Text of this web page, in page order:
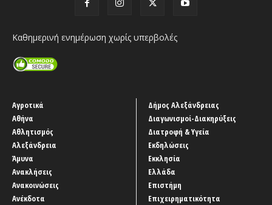
Καθημερινή ενημέρωση χωρίς υπερβολές
Αγροτικά
Αθήνα
Αθλητισμός
Αλεξάνδρεια
Άμυνα
Ανακλήσεις
Ανακοινώσεις
Ανέκδοτα
Δήμος Αλεξάνδρειας
Διαγωνισμοί-Διακηρύξεις
Διατροφή & Υγεία
Εκδηλώσεις
Εκκλησία
Ελλάδα
Επιστήμη
Επιχειρηματικότητα